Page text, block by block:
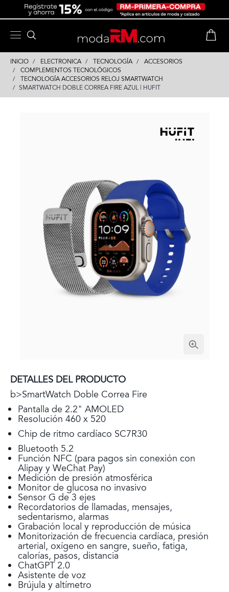
INICIO ELECTRONICA TECNOLOGÍA
ACCESORIOS
COMPLEMENTOS TECNOLÓGICOS
TECNOLOGÍA ACCESORIOS RELOJ SMARTWATCH
SMARTWATCH DOBLE CORREA FIRE AZUL | HUFIT
DETALLES DEL PRODUCTO
b>SmartWatch Doble Correa Fire
Pantalla de 2.2" AMOLED
Resolución 460 x 520
Chip de ritmo cardíaco SC7R30
Bluetooth 5.2
Función NFC (para pagos sin conexión con
Alipay y WeChat Pay)
Medición de presión atmosférica
Monitor de glucosa no invasivo
Sensor G de 3 ejes
Recordatorios de llamadas, mensajes,
sedentarismo, alarmas
Grabación local y reproducción de música
Monitorización de frecuencia cardíaca, presión
arterial, oxígeno en sangre, sueño, fatiga,
calorías, pasos, distancia
ChatGPT 2.0
Asistente de voz
Brújula y altímetro